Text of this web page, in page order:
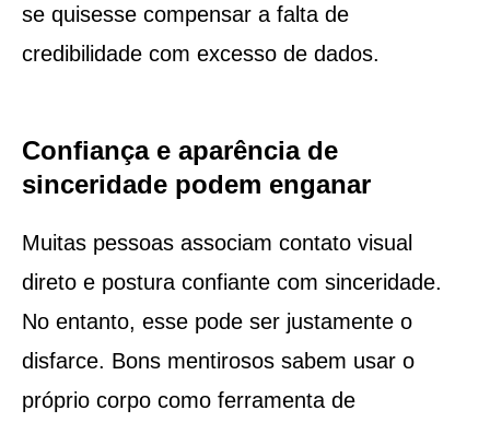
se quisesse compensar a falta de
credibilidade com excesso de dados.
Confiança e aparência de
sinceridade podem enganar
Muitas pessoas associam contato visual
direto e postura confiante com sinceridade.
No entanto, esse pode ser justamente o
disfarce. Bons mentirosos sabem usar o
próprio corpo como ferramenta de